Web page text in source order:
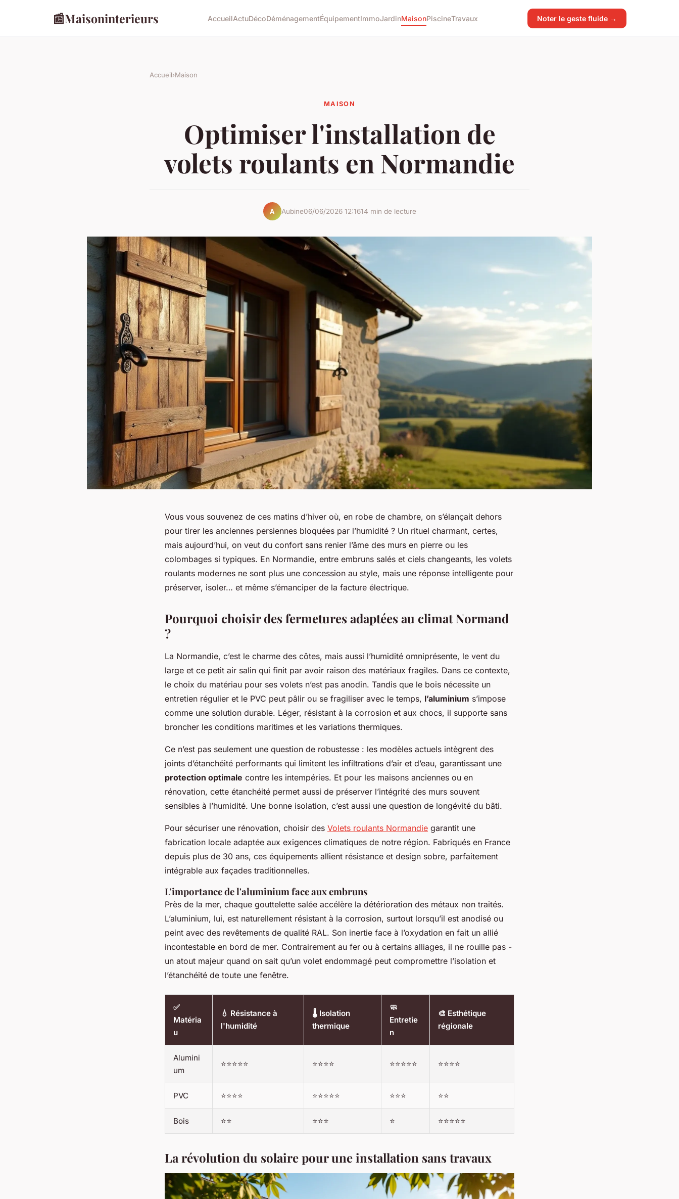
📰Maisoninterieurs AccueilActuDécoDéménagementÉquipementImmoJardinMaisonPiscineTravaux Noter le geste fluide →
Accueil›Maison
MAISON
Optimiser l'installation de
volets roulants en Normandie
A Aubine06/06/2026 12:1614 min de lecture
Vous vous souvenez de ces matins d’hiver où, en robe de chambre, on s’élançait dehors
pour tirer les anciennes persiennes bloquées par l’humidité ? Un rituel charmant, certes,
mais aujourd’hui, on veut du confort sans renier l’âme des murs en pierre ou les
colombages si typiques. En Normandie, entre embruns salés et ciels changeants, les volets
roulants modernes ne sont plus une concession au style, mais une réponse intelligente pour
préserver, isoler… et même s’émanciper de la facture électrique.
Pourquoi choisir des fermetures adaptées au climat Normand
?
La Normandie, c’est le charme des côtes, mais aussi l’humidité omniprésente, le vent du
large et ce petit air salin qui finit par avoir raison des matériaux fragiles. Dans ce contexte,
le choix du matériau pour ses volets n’est pas anodin. Tandis que le bois nécessite un
entretien régulier et le PVC peut pâlir ou se fragiliser avec le temps, l’aluminium s’impose
comme une solution durable. Léger, résistant à la corrosion et aux chocs, il supporte sans
broncher les conditions maritimes et les variations thermiques.
Ce n’est pas seulement une question de robustesse : les modèles actuels intègrent des
joints d’étanchéité performants qui limitent les infiltrations d’air et d’eau, garantissant une
protection optimale contre les intempéries. Et pour les maisons anciennes ou en
rénovation, cette étanchéité permet aussi de préserver l’intégrité des murs souvent
sensibles à l’humidité. Une bonne isolation, c’est aussi une question de longévité du bâti.
Pour sécuriser une rénovation, choisir des Volets roulants Normandie garantit une
fabrication locale adaptée aux exigences climatiques de notre région. Fabriqués en France
depuis plus de 30 ans, ces équipements allient résistance et design sobre, parfaitement
intégrable aux façades traditionnelles.
L'importance de l'aluminium face aux embruns
Près de la mer, chaque gouttelette salée accélère la détérioration des métaux non traités.
L’aluminium, lui, est naturellement résistant à la corrosion, surtout lorsqu’il est anodisé ou
peint avec des revêtements de qualité RAL. Son inertie face à l’oxydation en fait un allié
incontestable en bord de mer. Contrairement au fer ou à certains alliages, il ne rouille pas -
un atout majeur quand on sait qu’un volet endommagé peut compromettre l’isolation et
l’étanchéité de toute une fenêtre.
✅
Matéria
u
💧 Résistance à
l'humidité
🌡️ Isolation
thermique
🧼
Entretie
n
🎨 Esthétique
régionale
Alumini
um
⭐⭐⭐⭐⭐ ⭐⭐⭐⭐ ⭐⭐⭐⭐⭐ ⭐⭐⭐⭐
PVC ⭐⭐⭐⭐ ⭐⭐⭐⭐⭐ ⭐⭐⭐ ⭐⭐
Bois ⭐⭐ ⭐⭐⭐ ⭐ ⭐⭐⭐⭐⭐
La révolution du solaire pour une installation sans travaux